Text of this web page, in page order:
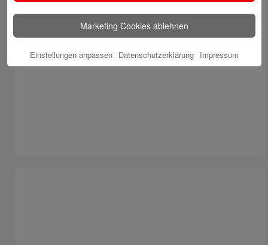
Marketing Cookies ablehnen
Einstellungen anpassen Datenschutzerklärung Impressum